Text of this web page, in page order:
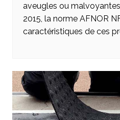
aveugles ou
2015, la norme AFNOR
caractéristiques de ces